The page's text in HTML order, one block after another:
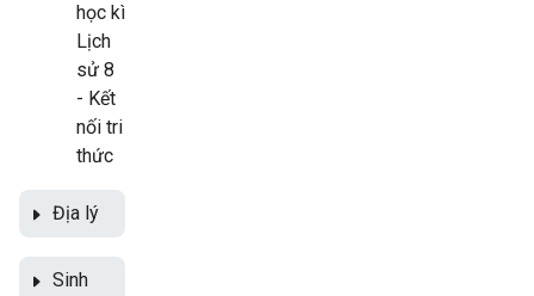
học kì
Lịch
sử 8
- Kết
nối tri
thức
Địa lý
Sinh